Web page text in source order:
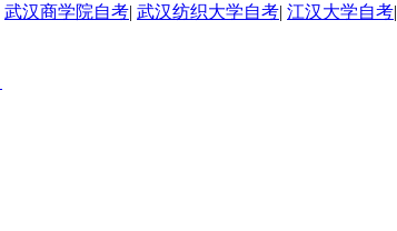
武汉商学院自考| 武汉纺织大学自考| 江汉大学自考|